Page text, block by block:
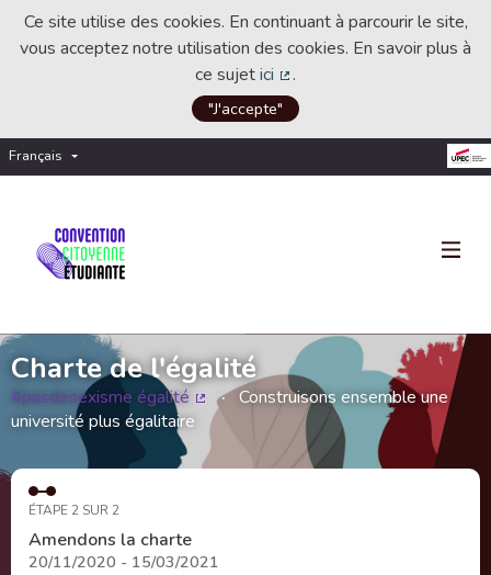
Ce site utilise des cookies. En continuant à parcourir le site,
vous acceptez notre utilisation des cookies. En savoir plus à
ce sujetici
(Lien externe)
.
"J'accepte"
Français Choisir la langue
Charte de l'égalité
#pasdesexisme égalité
(Lien externe)
Construisons ensemble une
université plus égalitaire
ÉTAPE 2 SUR 2
Amendons la charte
20/11/2020 - 15/03/2021